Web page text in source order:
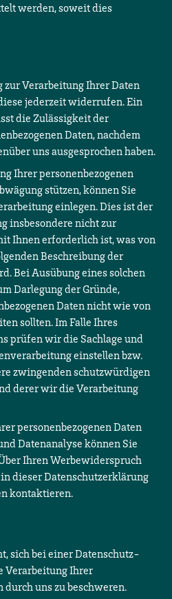
werden, soweit dies
Verarbeitung Ihrer Daten
jederzeit widerrufen. Ein
die Zulässigkeit der
Daten, nachdem
uns ausgesprochen haben.
Ihrer personenbezogenen
stützen, können Sie
einlegen. Dies ist der
insbesondere nicht zur
Ihnen erforderlich ist, was von
Beschreibung der
Bei Ausübung eines solchen
Darlegung der Gründe,
Daten nicht wie von
sollten. Im Falle Ihres
prüfen wir die Sachlage und
einstellen bzw.
zwingenden schutzwürdigen
derer wir die Verarbeitung
personenbezogenen Daten
Datenanalyse können Sie
Ihren Werbewiderspruch
dieser Datenschutzerklärung
kontaktieren.
sich bei einer Datenschutz-
Verarbeitung Ihrer
durch uns zu beschweren.